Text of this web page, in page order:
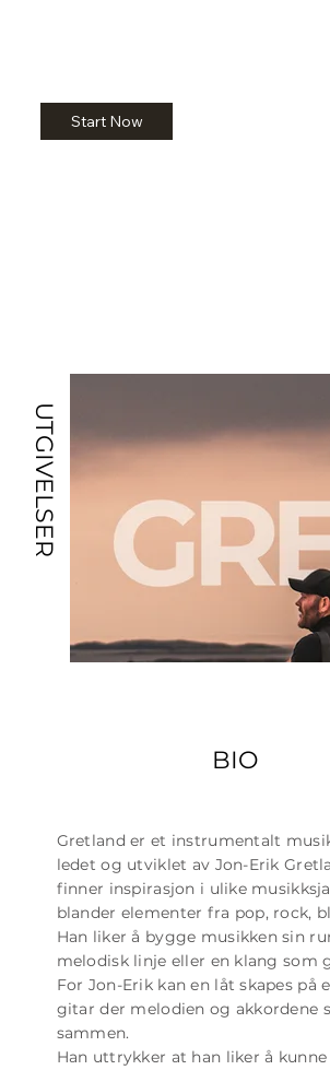
Start Now
BIO
Gretland er et instrumentalt
ledet og utviklet av Jon-Erik
finner inspirasjon i ulike
blander elementer fra pop, rock,
Han liker å bygge musikken sin
melodisk linje eller en klang som
For Jon-Erik kan en låt skapes på
gitar der melodien og akkordene
sammen.
Han uttrykker at han liker å
UTGIVELSER